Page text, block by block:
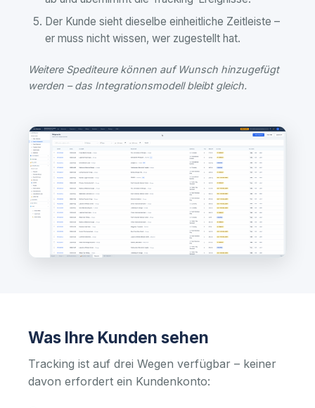
Der Kunde sieht dieselbe einheitliche Zeitleiste –
er muss nicht wissen, wer zugestellt hat.
Weitere Spediteure können auf Wunsch hinzugefügt
werden – das Integrationsmodell bleibt gleich.
Was Ihre Kunden sehen
Tracking ist auf drei Wegen verfügbar – keiner
davon erfordert ein Kundenkonto: